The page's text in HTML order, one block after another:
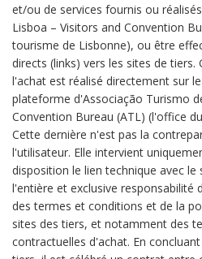
et/ou de services fournis ou
Lisboa – Visitors and Convention
tourisme de Lisbonne), ou être
directs (links) vers les sites de tiers.
l'achat est réalisé directement sur
plateforme d'Associação Turismo
Convention Bureau (ATL) (l'office
Cette dernière n'est pas la
l'utilisateur. Elle intervient
disposition le lien technique avec le
l'entière et exclusive responsabilité
des termes et conditions et de la
sites des tiers, et notamment des
contractuelles d'achat. En